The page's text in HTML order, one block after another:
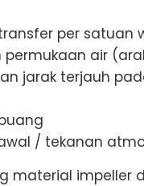
per satuan
air
jarak terjauh
/ tekanan
material impeller